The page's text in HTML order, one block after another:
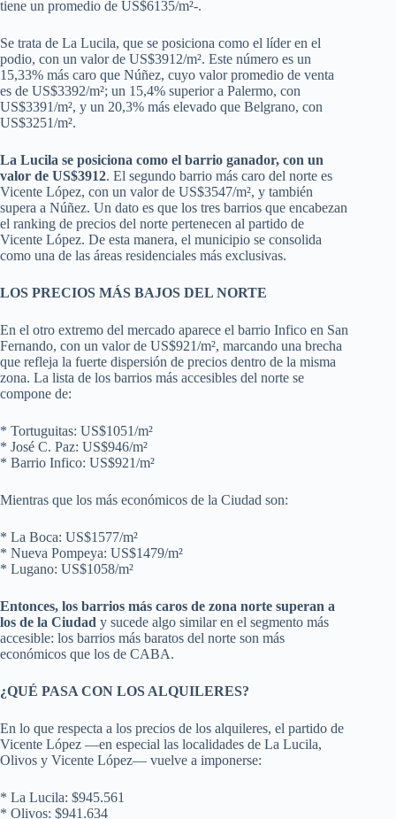
tiene un promedio de US$6135/m²-.
Se trata de La Lucila, que se posiciona como el líder en el
podio, con un valor de US$3912/m². Este número es un
15,33% más caro que Núñez, cuyo valor promedio de venta
es de US$3392/m²; un 15,4% superior a Palermo, con
US$3391/m², y un 20,3% más elevado que Belgrano, con
US$3251/m².
La Lucila se posiciona como el barrio ganador, con un
valor de US$3912. El segundo barrio más caro del norte es
Vicente López, con un valor de US$3547/m², y también
supera a Núñez. Un dato es que los tres barrios que encabezan
el ranking de precios del norte pertenecen al partido de
Vicente López. De esta manera, el municipio se consolida
como una de las áreas residenciales más exclusivas.
LOS PRECIOS MÁS BAJOS DEL NORTE
En el otro extremo del mercado aparece el barrio Infico en San
Fernando, con un valor de US$921/m², marcando una brecha
que refleja la fuerte dispersión de precios dentro de la misma
zona. La lista de los barrios más accesibles del norte se
compone de:
* Tortuguitas: US$1051/m²
* José C. Paz: US$946/m²
* Barrio Infico: US$921/m²
Mientras que los más económicos de la Ciudad son:
* La Boca: US$1577/m²
* Nueva Pompeya: US$1479/m²
* Lugano: US$1058/m²
Entonces, los barrios más caros de zona norte superan a
los de la Ciudad y sucede algo similar en el segmento más
accesible: los barrios más baratos del norte son más
económicos que los de CABA.
¿QUÉ PASA CON LOS ALQUILERES?
En lo que respecta a los precios de los alquileres, el partido de
Vicente López —en especial las localidades de La Lucila,
Olivos y Vicente López— vuelve a imponerse:
* La Lucila: $945.561
* Olivos: $941.634